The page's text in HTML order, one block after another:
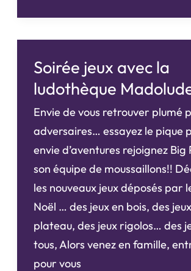
Soirée jeux avec la
ludothèque
Envie de vous retrouver plumé
adversaires… essayez le pique
envie d’aventures rejoignez
son équipe de moussaillons!!
les nouveaux jeux déposés par
Noël … des jeux en bois, des
plateau, des jeux rigolos… des
tous, Alors venez en famille,
pour vous